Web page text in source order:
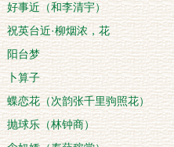
好事近（和李清宇）
祝英台近·柳烟浓，花
阳台梦
卜算子
蝶恋花（次韵张千里驹照花）
抛球乐（林钟商）